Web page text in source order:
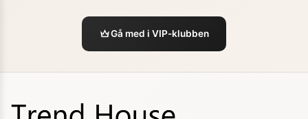
Gå med i VIP-klubben